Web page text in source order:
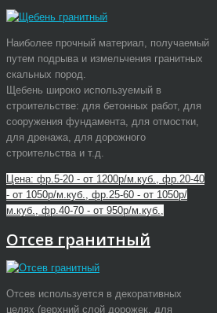
Наиболее прочный материал, получаемый
путем подрыва и измельчения гранитных
скальных пород.
Щебень широко используемый в
строительстве: для бетонных работ, для
сооружения фундамента, для отмостки,
для дренажа, для дорожного
строительства и т.д.
Цена: фр.5-20 - от 1200р/м.куб., фр.20-40
- от 1050р/м.куб., фр.25-60 - от 1050р/
м.куб., фр.40-70 - от 950р/м.куб.,
Отсев гранитный
Отсев используется в декоративных
целях (верхний слой дорожек, для